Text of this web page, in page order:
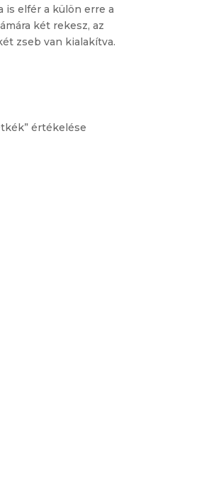
is elfér a külön erre a
két rekesz, az
zseb van kialakítva.
értékelése